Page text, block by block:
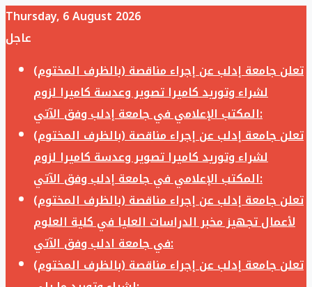
Thursday, 6 August 2026
عاجل
تعلن جامعة إدلب عن إجراء مناقصة (بالظرف المختوم)
لشراء وتوريد كاميرا تصوير وعدسة كاميرا لزوم
المكتب الإعلامي في جامعة إدلب وفق الآتي:
تعلن جامعة إدلب عن إجراء مناقصة (بالظرف المختوم)
لشراء وتوريد كاميرا تصوير وعدسة كاميرا لزوم
المكتب الإعلامي في جامعة إدلب وفق الآتي:
تعلن جامعة إدلب عن إجراء مناقصة (بالظرف المختوم)
لأعمال تجهيز مخبر الدراسات العليا في كلية العلوم
في جامعة ادلب وفق الآتي:
تعلن جامعة إدلب عن إجراء مناقصة (بالظرف المختوم)